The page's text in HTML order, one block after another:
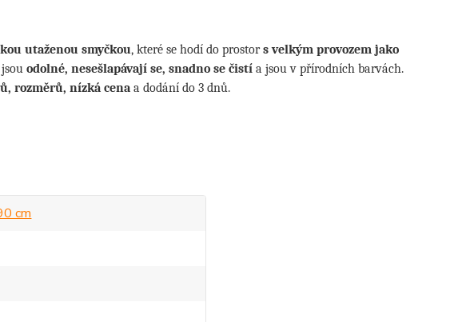
utaženou smyčkou, které se hodí do prostors velkým provozem jako
odolné, nesešlapávají se, snadno se čistía jsou v přírodních barvách.
rozměrů, nízká cenaa dodání do 3 dnů.
cm